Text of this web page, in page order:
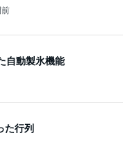
自動製氷機能
た行列